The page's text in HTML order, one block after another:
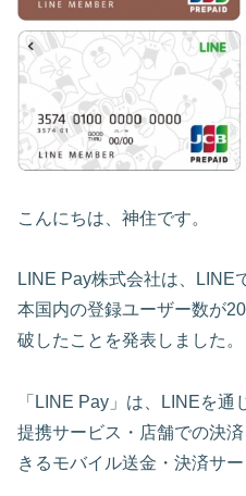
こんにちは、神住です。
LINE Pay株式会社は、LINE
本国内の登録ユーザー数が
破したことを発表しました。
「LINE Pay」は、LINEを通
提携サービス・店舗での決
きるモバイル送金・決済サー